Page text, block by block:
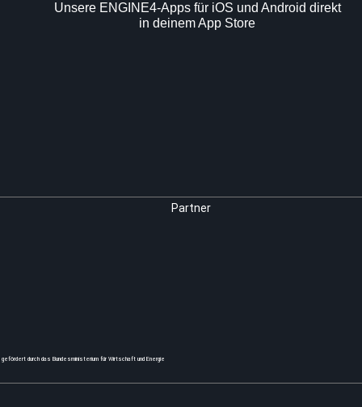
Unsere ENGINE4-Apps für iOS und Android direkt
in deinem App Store
Partner
gefördert durch das Bundesministerium für Wirtschaft und Energie